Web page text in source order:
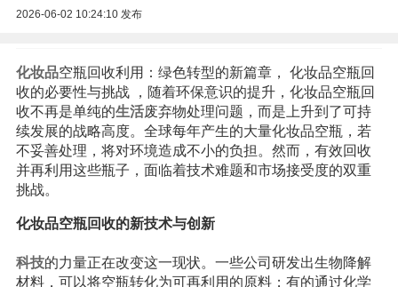
2026-06-02 10:24:10发布
化妆品空瓶回收利用：绿色转型的新篇章， 化妆品空瓶回
收的必要性与挑战 ，随着环保意识的提升，化妆品空瓶回
收不再是单纯的生活废弃物处理问题，而是上升到了可持
续发展的战略高度。全球每年产生的大量化妆品空瓶，若
不妥善处理，将对环境造成不小的负担。然而，有效回收
并再利用这些瓶子，面临着技术难题和市场接受度的双重
挑战。
化妆品空瓶回收的新技术与创新
科技的力量正在改变这一现状。一些公司研发出生物降解
材料，可以将空瓶转化为可再利用的原料；有的通过化学